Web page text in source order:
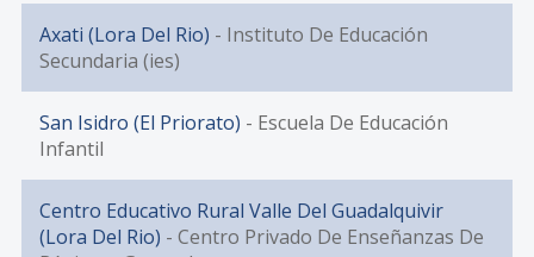
Axati (Lora Del Rio) - Instituto De Educación
Secundaria (ies)
San Isidro (El Priorato) - Escuela De Educación
Infantil
Centro Educativo Rural Valle Del Guadalquivir
(Lora Del Rio) - Centro Privado De Enseñanzas De